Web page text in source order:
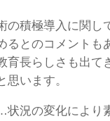
の積極導入に関し
とのコメントも
育長らしさも出て
思います。
況の変化により